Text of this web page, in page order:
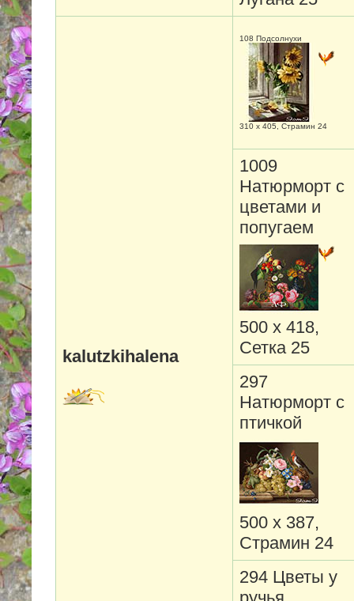
kalutzkihalena
108 Подсолнухи
310 х 405, Страмин 24
1009
Натюрморт с
цветами и
попугаем
500 х 418,
Сетка 25
297
Натюрморт с
птичкой
500 х 387,
Страмин 24
294 Цветы у